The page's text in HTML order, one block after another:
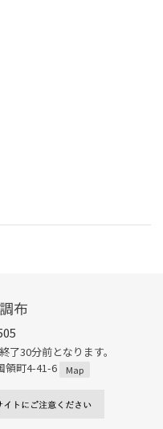
布
30分前となります。
領町4-41-6
Map